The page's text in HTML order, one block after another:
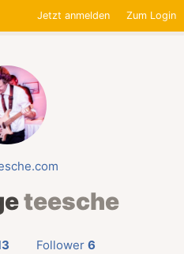
Jetzt anmelden Zum Login
teesche
Follower 6